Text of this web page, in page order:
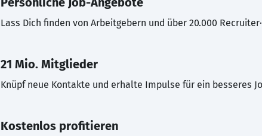
Lass Dich finden von Arbeitgebern und über 20.000
21 Mio. Mitglieder
Knüpf neue Kontakte und erhalte Impulse für ein besseres
Kostenlos profitieren